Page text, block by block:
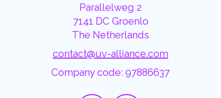
Parallelweg 2
7141 DC Groenlo
The Netherlands
contact@uv-alliance.com
Company code: 97886637